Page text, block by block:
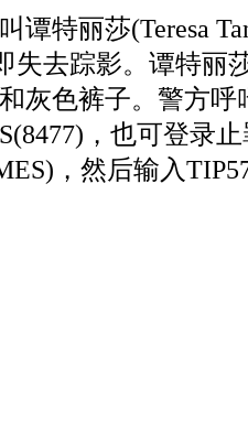
特丽莎(Teresa
失去踪影。谭特丽
灰色裤子。警方呼
，也可登录止
，然后输入